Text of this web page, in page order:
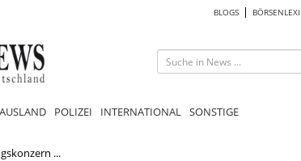
BLOGS
AUSLAND POLIZEI INTERNATIONAL SONSTIGE
...